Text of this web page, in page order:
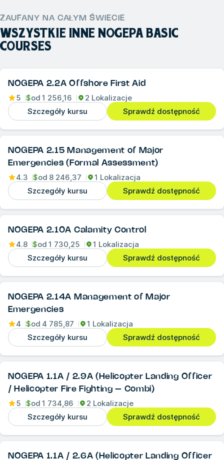
ZAUFANY NA CAŁYM ŚWIECIE
WSZYSTKIE INNENOGEPA BASIC
COURSES
NOGEPA 2.2A Offshore First Aid
5 $od 1 256,16
2 Lokalizacje
Szczegóły kursu
Sprawdź dostępność
NOGEPA 2.15 Management of Major
Emergencies (Formal Assessment)
4.3 $od 8 246,37
1 Lokalizacja
Szczegóły kursu
Sprawdź dostępność
NOGEPA 2.10A Calamity Control
4.8 $od 1 730,25
1 Lokalizacja
Szczegóły kursu
Sprawdź dostępność
NOGEPA 2.14A Management of Major
Emergencies
4 $od 4 785,87
1 Lokalizacja
Szczegóły kursu
Sprawdź dostępność
NOGEPA 1.1A / 2.9A (Helicopter Landing Officer
/ Helicopter Fire Fighting – Combi)
5 $od 1 734,86
2 Lokalizacje
Szczegóły kursu
Sprawdź dostępność
NOGEPA 1.1A / 2.6A (Helicopter Landing Officer